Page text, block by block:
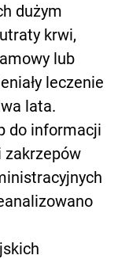
dużym
krwi,
lub
leczenie
lata.
do informacji